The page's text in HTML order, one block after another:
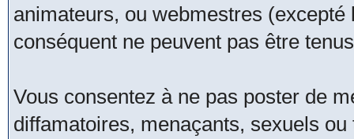
animateurs, ou webmestres
conséquent ne peuvent pas être
Vous consentez à ne pas poster de
diffamatoires, menaçants, sexuels